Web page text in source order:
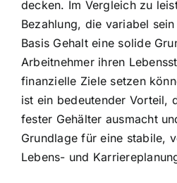
decken. Im Vergleich zu
Bezahlung, die variabel
Basis Gehalt eine solide
Arbeitnehmer ihren
finanzielle Ziele setzen
ist ein bedeutender Vorteil,
fester Gehälter ausmacht
Grundlage für eine stabile,
Lebens- und